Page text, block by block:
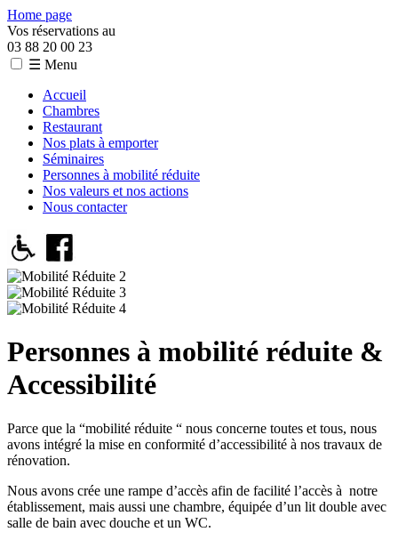
Home page
Vos réservations au
03 88 20 00 23
☰ Menu
Accueil
Chambres
Restaurant
Nos plats à emporter
Séminaires
Personnes à mobilité réduite
Nos valeurs et nos actions
Nous contacter
Personnes à mobilité réduite &
Accessibilité
Parce que la “mobilité réduite “ nous concerne toutes et tous, nous
avons intégré la mise en conformité d’accessibilité à nos travaux de
rénovation.
Nous avons crée une rampe d’accès afin de facilité l’accès à notre
établissement, mais aussi une chambre, équipée d’un lit double avec
salle de bain avec douche et un WC.